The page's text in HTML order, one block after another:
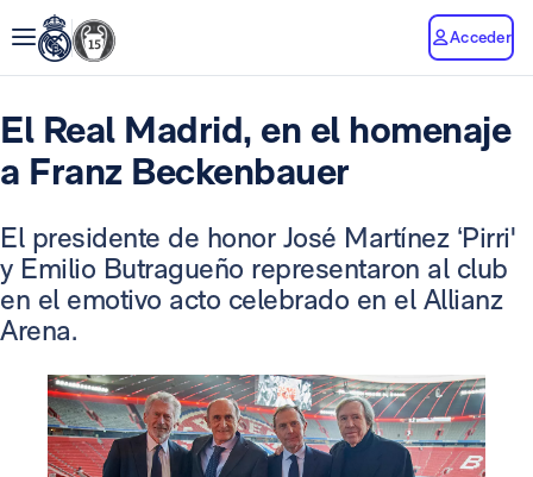
Acceder
El Real Madrid, en el homenaje
a Franz Beckenbauer
El presidente de honor José Martínez ‘Pirri'
y Emilio Butragueño representaron al club
en el emotivo acto celebrado en el Allianz
Arena.